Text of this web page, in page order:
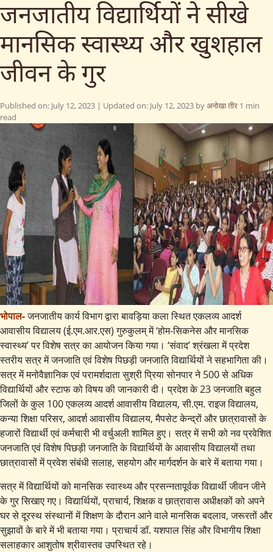
जनजातीय विद्यार्थियों ने सीखे
मानसिक स्वास्थ्य और खुशहाल
जीवन के गुर
Published on: July 12, 2023 | Updated on: July 12, 2023 byअनोखा तीर 1 min
read
भोपाल-जनजातीय कार्य विभाग द्वारा बावड़िया कला स्थित एकलव्य आदर्श
आवासीय विद्यालय (ई.एम.आर.एस) गुरुकुलम् में ‘होम-सिकनेस और मानसिक
स्वास्थ्य’ पर विशेष सत्र का आयोजन किया गया। ‘संवाद’ श्रंखला में प्रदेश
स्तरीय सत्र में जनजाति एवं विशेष पिछड़ी जनजाति विद्यार्थियों ने सहभागिता की।
सत्र में मनोवैज्ञानिक एवं परामर्शदाता सुश्री प्रिया सोनपार ने 500 से अधिक
विद्यार्थियों और स्टाफ को विषय की जानकारी दी। प्रदेश के 23 जनजाति बहुल
जिलों के कुल 100 एकलव्य आदर्श आवासीय विद्यालय, सी.एम. राइज विद्यालय,
कन्या शिक्षा परिसर, आदर्श आवासीय विद्यालय, मैपसेट केन्द्रों और छात्रावासों के
हजारों विद्यार्थी एवं कर्मचारी भी वर्चुअली शामिल हुए। सत्र में सभी को नव प्रवेशित
जनजाति एवं विशेष पिछड़ी जनजाति के विद्यार्थियों के आवासीय विद्यालयों तथा
छात्रावासों में प्रवेश संबंधी सलाह,सहयोग और मार्गदर्शन के बारे में बताया गया।
सत्र में विद्यार्थियों को मानसिक स्वास्थ्य और प्रसन्नतापूर्वक विद्यार्थी जीवन जीने
के गुर सिखाए गए। विद्यार्थियों, प्राचार्य, शिक्षक व छात्रावास अधीक्षकों को अपने
घर से दूरस्थ संस्थानों में शिक्षण के दौरान आने वाले मानसिक बदलाव, जरूरतों और
सुझावों के बारे में भी बताया गया। प्राचार्य डॉ. यशपाल सिंह और विभागीय शिक्षा
सलाहकार आशुतोष श्रीवास्तव उपस्थित रहे।